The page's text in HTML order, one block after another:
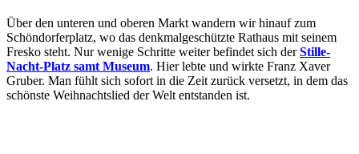
Über den unteren und oberen Markt wandern wir hinauf zum
Schöndorferplatz, wo das denkmalgeschützte Rathaus mit seinem
Fresko steht. Nur wenige Schritte weiter befindet sich derStille-
Nacht-Platz samt Museum. Hier lebte und wirkte Franz Xaver
Gruber. Man fühlt sich sofort in die Zeit zurück versetzt, in dem das
schönste Weihnachtslied der Welt entstanden ist.